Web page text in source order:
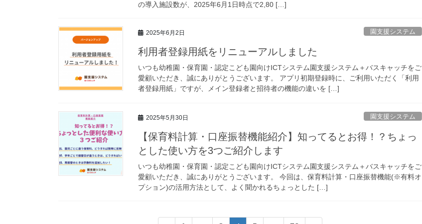
の導入施設数が、2025年6月1日時点で2,80 […]
2025年6月2日 園支援システム
利用者登録用紙をリニューアルしました
いつも幼稚園・保育園・認定こども園向けICTシステム園支援システム＋バスキャッチをご
愛顧いただき、誠にありがとうございます。 アプリ初期登録時に、ご利用いただく「利用
者登録用紙」ですが、メイン登録者と招待者の機能の違いを […]
2025年5月30日 園支援システム
【保育料計算・口座振替機能紹介】知ってるとお得！？ちょっ
とした使い方を3つご紹介します
いつも幼稚園・保育園・認定こども園向けICTシステム園支援システム＋バスキャッチをご
愛顧いただき、誠にありがとうございます。 今回は、保育料計算・口座振替機能(※有料オ
プション)の活用方法として、よく聞かれるちょっとした […]